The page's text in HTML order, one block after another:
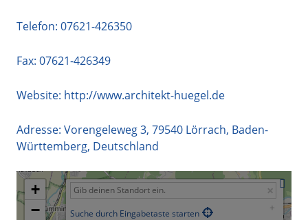
Telefon: 07621-426350
Fax: 07621-426349
Website: http://www.architekt-huegel.de
Adresse: Vorengeleweg 3, 79540 Lörrach, Baden-
Württemberg, Deutschland
+
−
Suche durch Eingabetaste starten